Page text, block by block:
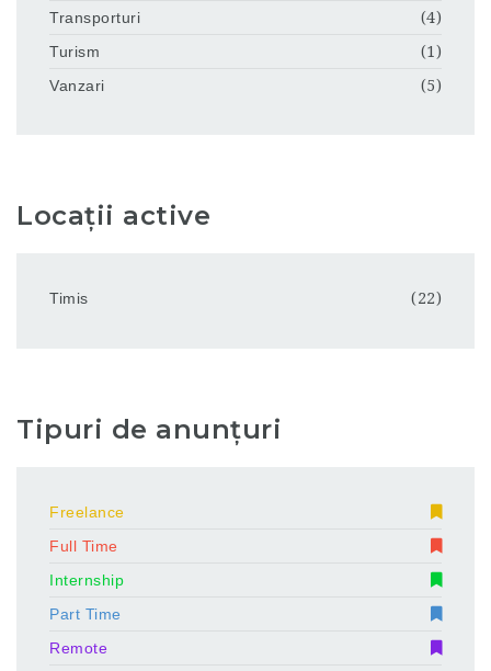
Transporturi
(4)
Turism
(1)
Vanzari
(5)
Locații active
Timis (22)
Tipuri de anunțuri
Freelance
Full Time
Internship
Part Time
Remote